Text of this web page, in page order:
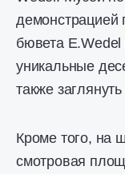
демонстрацией
бювета
уникальные
также
Кроме того, на
смотровая